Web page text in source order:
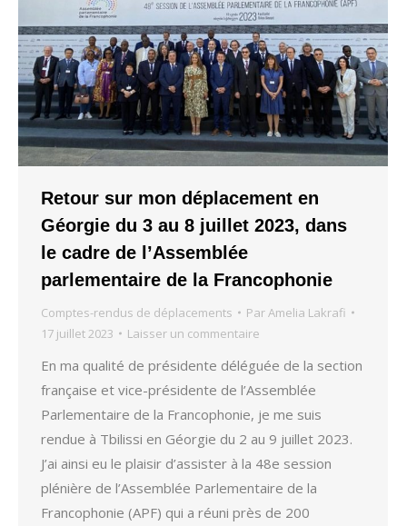
Retour sur mon déplacement en
Géorgie du 3 au 8 juillet 2023, dans
le cadre de l’Assemblée
parlementaire de la Francophonie
Comptes-rendus de déplacements ParAmelia Lakrafi
17 juillet 2023
Laisser un commentaire
En ma qualité de présidente déléguée de la section
française et vice-présidente de l’Assemblée
Parlementaire de la Francophonie, je me suis
rendue à Tbilissi en Géorgie du 2 au 9 juillet 2023.
J’ai ainsi eu le plaisir d’assister à la 48e session
plénière de l’Assemblée Parlementaire de la
Francophonie (APF) qui a réuni près de 200